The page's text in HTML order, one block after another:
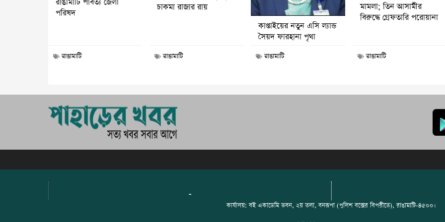
পরিষদ
রাঙামাটি
চাকমা রাজার রায়
রাঙামাটি
কাপ্তাইয়ের নতুন এসি ল্যান্ড
সৈয়দ ফারহানা পৃথা
রাঙামাটি
মামলা; তিন আসামীর
বিরুদ্ধে গ্রেফতারি পরোয়ানা
রাঙামাটি
-
কার্যালয়: বই একাডেমি ভবন, ২য় তলা, বনরূপা (পুলিশ বক্সের বিপরীতে), রাঙামাটি-৪৫০০।